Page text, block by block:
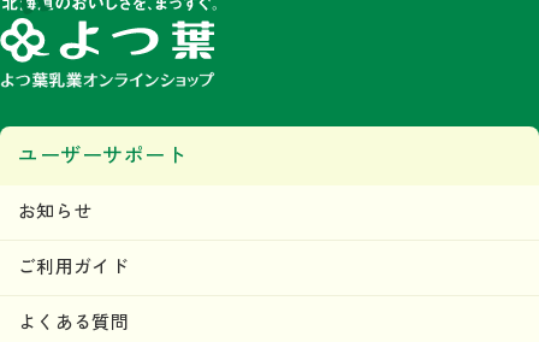
ユーザーサポート
お知らせ
ご利用ガイド
よくある質問